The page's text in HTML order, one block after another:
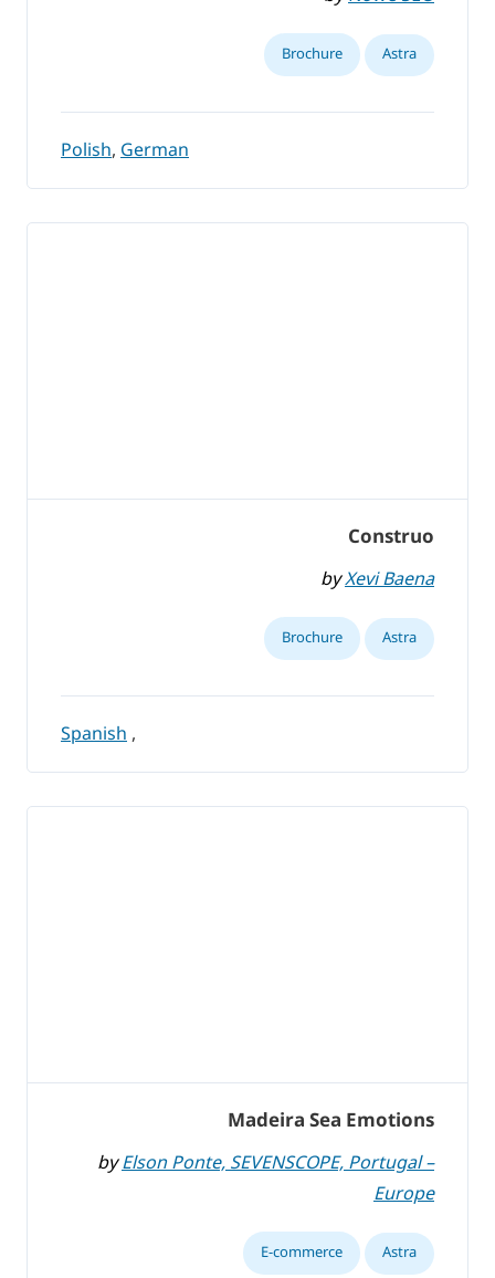
Astra
Brochure
Polish,German
Construo
byXevi Baena
Astra
Brochure
,
Spanish
Madeira Sea Emotions
byElson Ponte, SEVENSCOPE, Portugal –
Europe
Astra
E-commerce